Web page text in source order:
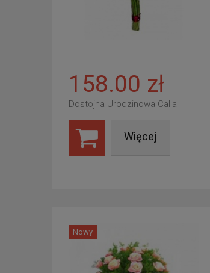
158.00 zł
Dostojna Urodzinowa Calla
Więcej
Nowy